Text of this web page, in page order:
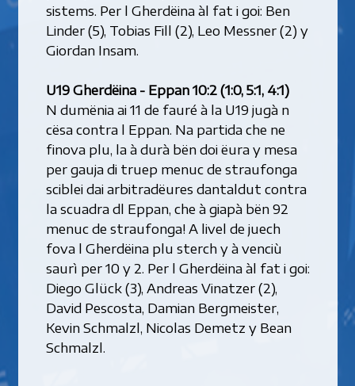
sistems. Per l Gherdëina àl fat i goi: Ben
Linder (5), Tobias Fill (2), Leo Messner (2) y
Giordan Insam.
U19 Gherdëina - Eppan 10:2 (1:0, 5:1, 4:1)
N dumënia ai 11 de fauré à la U19 jugà n
cësa contra l Eppan. Na partida che ne
finova plu, la à durà bën doi ëura y mesa
per gauja di truep menuc de straufonga
sciblei dai arbitradëures dantaldut contra
la scuadra dl Eppan, che à giapà bën 92
menuc de straufonga! A livel de juech
fova l Gherdëina plu sterch y à venciù
saurì per 10 y 2. Per l Gherdëina àl fat i goi:
Diego Glück (3), Andreas Vinatzer (2),
David Pescosta, Damian Bergmeister,
Kevin Schmalzl, Nicolas Demetz y Bean
Schmalzl.